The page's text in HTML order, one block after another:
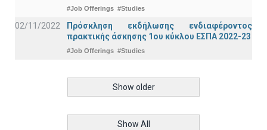
#Job Offerings #Studies
02/11/2022
Πρόσκληση εκδήλωσης ενδιαφέροντος
πρακτικής άσκησης 1ου κύκλου ΕΣΠΑ 2022-23
#Job Offerings #Studies
Show older
Show All